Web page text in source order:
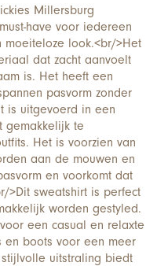
Millersburg
have voor iedereen
look.<br/>Het
dat zacht aanvoelt
is. Het heeft een
pasvorm zonder
is uitgevoerd in een
gemakkelijk te
Het is voorzien van
aan de mouwen en
en voorkomt dat
>Dit sweatshirt is perfect
worden gestyled.
een casual en relaxte
en boots voor een meer
uitstraling biedt